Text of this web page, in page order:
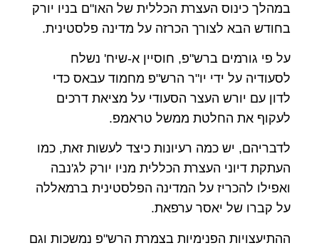
במהלך כינוס העצרת הכללית של האו"ם בניו יורק
בחודש הבא לצורך הכרזה על מדינה פלסטינית.
על פי גורמים ברש"פ, חוסיין א-שיח' נשלח
לסעודיה על ידי יו"ר הרש"פ מחמוד עבאס כדי
לדון עם יורש העצר הסעודי על מציאת דרכים
לעקוף את החלטת ממשל טראמפ.
לדבריהם, יש כמה רעיונות כיצד לעשות זאת, כמו
העתקת דיוני העצרת הכללית מניו יורק לג'נבה
ואפילו להכריז על המדינה הפלסטינית ברמאללה
על קברו של יאסר ערפאת.
ההתיעצויות הפנימיות בצמרת הרש"פ נמשכות וגם